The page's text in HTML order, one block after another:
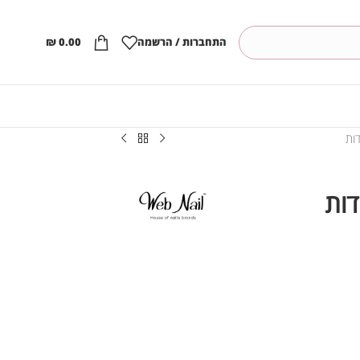
התחברות / הרשמה ₪0.00